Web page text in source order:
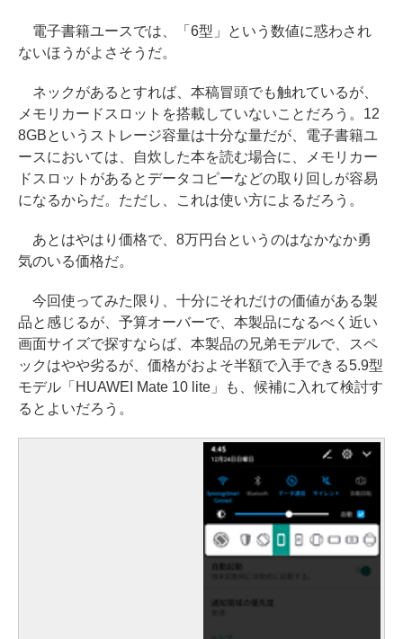
電子書籍ユースでは、「6型」という数値に惑わされ
ないほうがよさそうだ。
ネックがあるとすれば、本稿冒頭でも触れているが、
メモリカードスロットを搭載していないことだろう。12
8GBというストレージ容量は十分な量だが、電子書籍ユ
ースにおいては、自炊した本を読む場合に、メモリカー
ドスロットがあるとデータコピーなどの取り回しが容易
になるからだ。ただし、これは使い方によるだろう。
あとはやはり価格で、8万円台というのはなかなか勇
気のいる価格だ。
今回使ってみた限り、十分にそれだけの価値がある製
品と感じるが、予算オーバーで、本製品になるべく近い
画面サイズで探すならば、本製品の兄弟モデルで、スペ
ックはやや劣るが、価格がおよそ半額で入手できる5.9型
モデル「HUAWEI Mate 10 lite」も、候補に入れて検討す
るとよいだろう。